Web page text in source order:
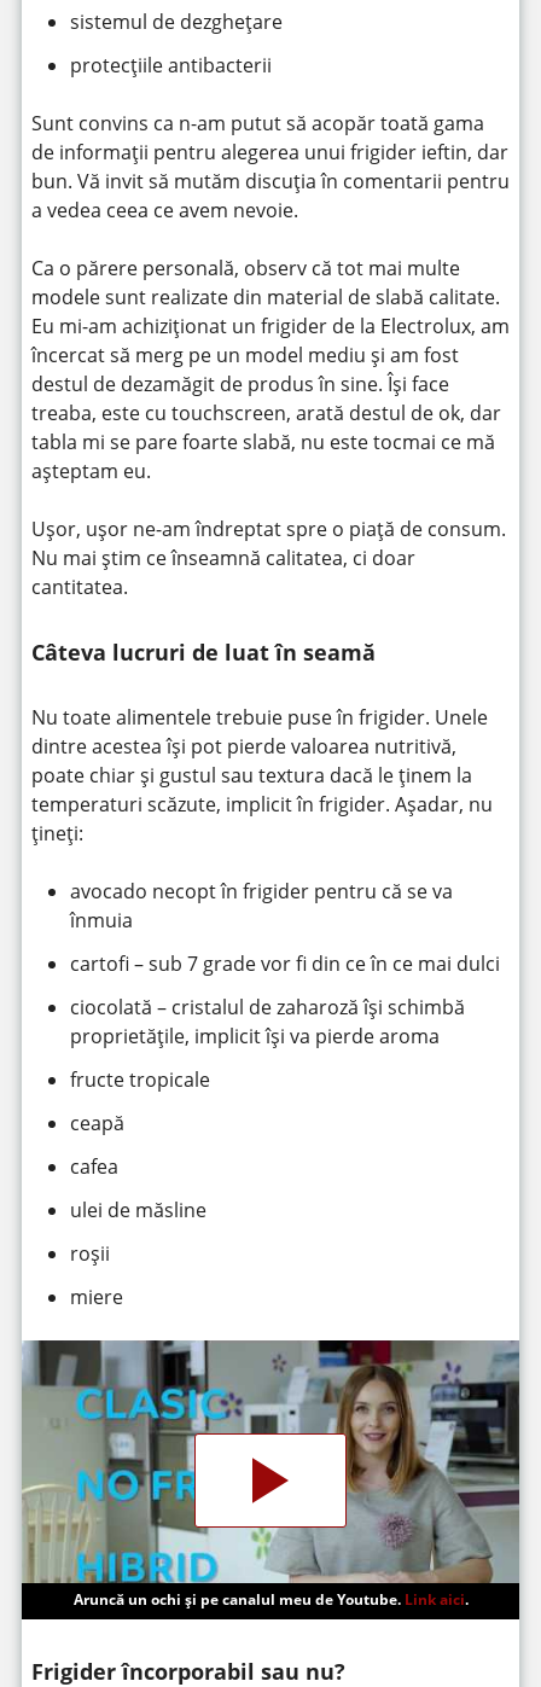
sistemul de dezghețare
protecțiile antibacterii
Sunt convins ca n-am putut să acopăr toată gama
de informații pentru alegerea unui frigider ieftin, dar
bun. Vă invit să mutăm discuția în comentarii pentru
a vedea ceea ce avem nevoie.
Ca o părere personală, observ că tot mai multe
modele sunt realizate din material de slabă calitate.
Eu mi-am achiziționat un frigider de la Electrolux, am
încercat să merg pe un model mediu și am fost
destul de dezamăgit de produs în sine. Își face
treaba, este cu touchscreen, arată destul de ok, dar
tabla mi se pare foarte slabă, nu este tocmai ce mă
așteptam eu.
Ușor, ușor ne-am îndreptat spre o piață de consum.
Nu mai știm ce înseamnă calitatea, ci doar
cantitatea.
Câteva lucruri de luat în seamă
Nu toate alimentele trebuie puse în frigider. Unele
dintre acestea își pot pierde valoarea nutritivă,
poate chiar și gustul sau textura dacă le ținem la
temperaturi scăzute, implicit în frigider. Așadar, nu
țineți:
avocado necopt în frigider pentru că se va
înmuia
cartofi – sub 7 grade vor fi din ce în ce mai dulci
ciocolată – cristalul de zaharoză își schimbă
proprietățile, implicit își va pierde aroma
fructe tropicale
ceapă
cafea
ulei de măsline
roșii
miere
Aruncă un ochi și pe canalul meu de Youtube. Link aici.
Frigider încorporabil sau nu?